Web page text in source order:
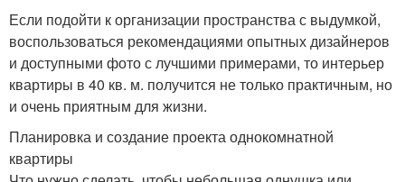
Если подойти к организации пространства с выдумкой,
воспользоваться рекомендациями опытных дизайнеров
и доступными фото с лучшими примерами, то интерьер
квартиры в 40 кв. м. получится не только практичным, но
и очень приятным для жизни.
Планировка и создание проекта однокомнатной
квартиры